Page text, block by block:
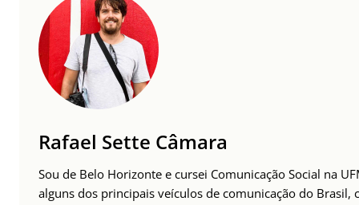
Rafael Sette Câmara
Sou de Belo Horizonte e cursei Comunicação Social na
alguns dos principais veículos de comunicação do Brasil,